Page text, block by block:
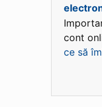
cont
ce să